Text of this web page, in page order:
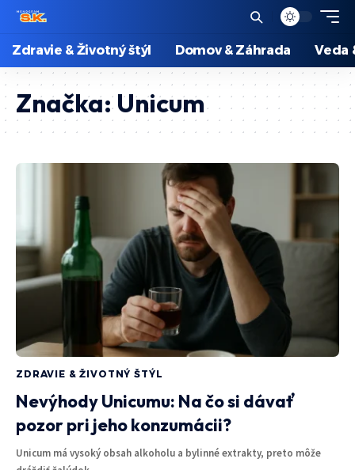
Zdravie & Životný štýl Domov & Záhrada Veda
Značka:Unicum
ZDRAVIE & ŽIVOTNÝ ŠTÝL
Nevýhody Unicumu: Na čo si dávať
pozor pri jeho konzumácii?
Unicum má vysoký obsah alkoholu a bylinné extrakty, preto môže